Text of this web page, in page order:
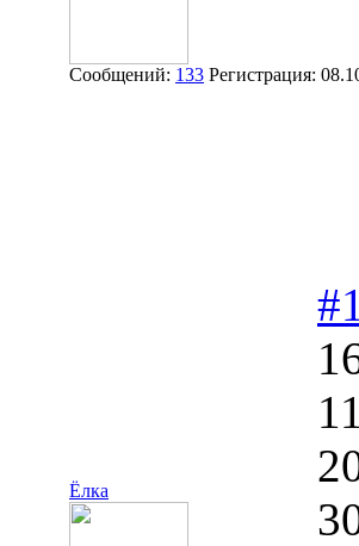
Сообщений: 133 Регистрация:
Ёлка